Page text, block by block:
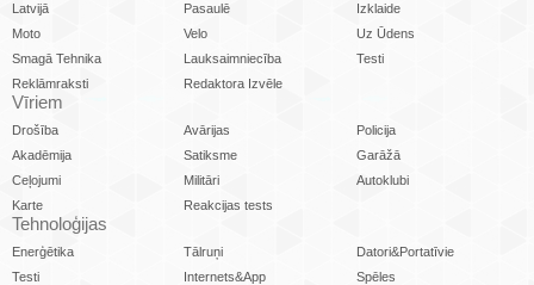
Latvijā Pasaulē
Izklaide
Moto
Velo
Uz Ūdens
Smagā Tehnika
Lauksaimniecība
Testi
Reklāmraksti
Redaktora Izvēle
Vīriem
Drošība Avārijas
Policija
Akadēmija
Satiksme
Garāžā
Ceļojumi
Militāri
Autoklubi
Karte
Reakcijas tests
Tehnoloģijas
Enerģētika Tālruņi
Datori&Portatīvie
Testi
Internets&App
Spēles